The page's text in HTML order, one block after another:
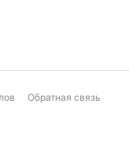
Обратная связь